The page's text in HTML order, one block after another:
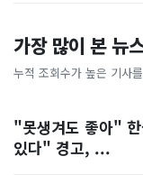
가장 많이 본 뉴
누적 조회수가 높은 기사
"못생겨도 좋아"
있다" 경고, ...